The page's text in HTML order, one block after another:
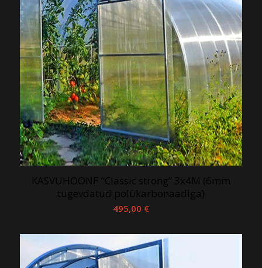
KASVUHOONE “Classic strong” 3x4M (6mm
tugevdatud polükarbonaadiga)
495,00 €